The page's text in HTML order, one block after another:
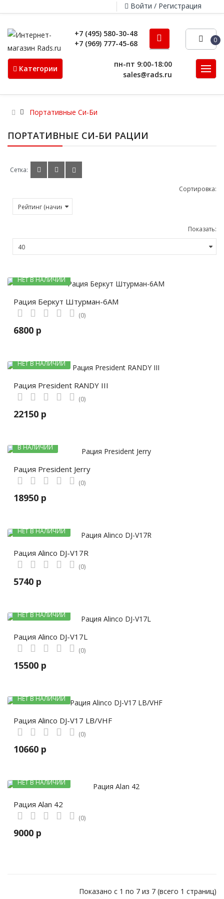
Войти / Регистрация
+7 (495) 580-30-48
+7 (969) 777-45-68
0
Категории
пн-пт 9:00-18:00
sales@rads.ru
Портативные Си-Би
ПОРТАТИВНЫЕ СИ-БИ РАЦИИ
Сетка:
Сортировка:
Показать:
НЕТ В НАЛИЧИИ
Рация Беркут Штурман-6АМ
(0)
6800 р
НЕТ В НАЛИЧИИ
Рация President RANDY III
(0)
22150 р
В НАЛИЧИИ
Рация President Jerry
(0)
18950 р
НЕТ В НАЛИЧИИ
Рация Alinco DJ-V17R
(0)
5740 р
НЕТ В НАЛИЧИИ
Рация Alinco DJ-V17L
(0)
15500 р
НЕТ В НАЛИЧИИ
Рация Alinco DJ-V17 LB/VHF
(0)
10660 р
НЕТ В НАЛИЧИИ
Рация Alan 42
(0)
9000 р
Показано с 1 по 7 из 7 (всего 1 страниц)